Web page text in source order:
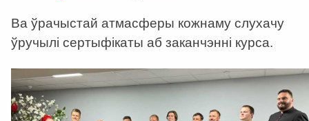
Ва ўрачыстай атмасферы кожнаму слухачу
ўручылі сертыфікаты аб заканчэнні курса.